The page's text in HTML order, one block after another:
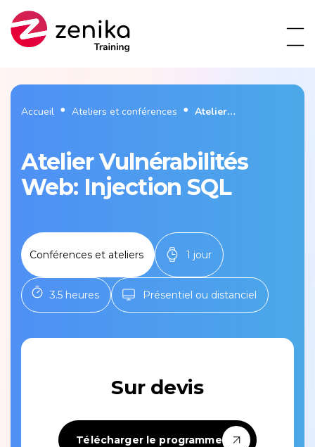
Accueil Ateliers et conférences
Atelier
Atelier Vulnérabilités
Web: Injection SQL
Conférences et ateliers 1 jour
3.5 heures Présentiel ou distanciel
Sur devis
Télécharger le programme